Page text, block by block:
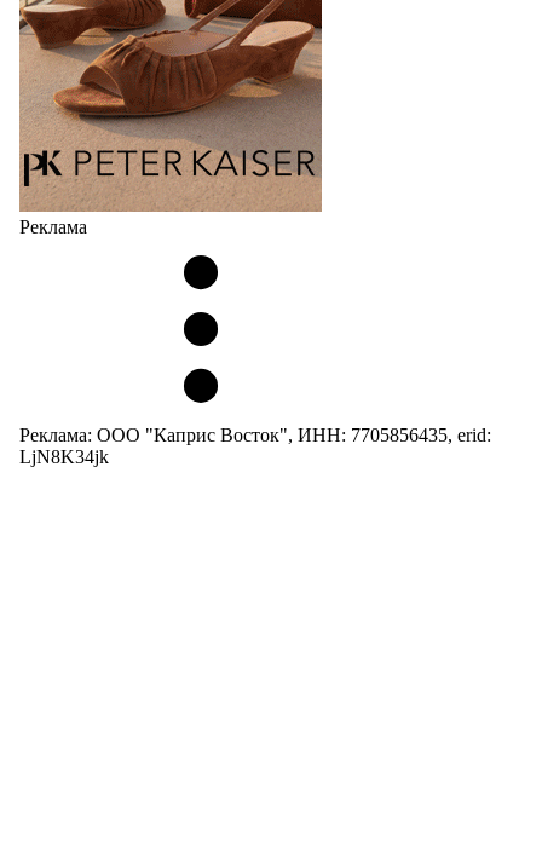
05.08.2026 3846
Реклама
Реклама: ООО "Каприс Восток", ИНН: 7705856435, erid:
LjN8K34jk